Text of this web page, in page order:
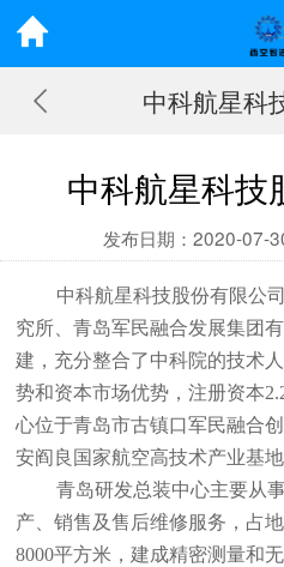
中科航星科
中科航星科技
发布日期：2020-07-
中科航星科技股份有限公
究所、青岛军民融合发展集团
建，充分整合了中科院的技术
势和资本市场优势，注册资本
心位于青岛市古镇口军民融合
安阎良国家航空高技术产业基地
青岛研发总装中心主要从
产、销售及售后维修服务，占
8000平方米，建成精密测量和